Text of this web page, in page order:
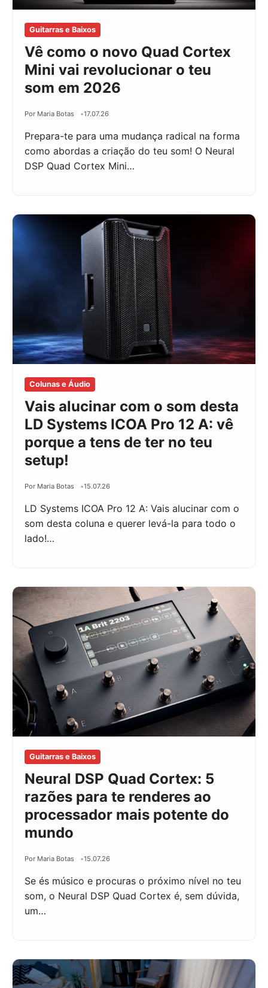
Guitarras e Baixos
Vê como o novo Quad Cortex
Mini vai revolucionar o teu
som em 2026
Por Maria Botas 17.07.26
Prepara-te para uma mudança radical na forma
como abordas a criação do teu som! O Neural
DSP Quad Cortex Mini…
Colunas e Áudio
Vais alucinar com o som desta
LD Systems ICOA Pro 12 A: vê
porque a tens de ter no teu
setup!
Por Maria Botas 15.07.26
LD Systems ICOA Pro 12 A: Vais alucinar com o
som desta coluna e querer levá-la para todo o
lado!…
Guitarras e Baixos
Neural DSP Quad Cortex: 5
razões para te renderes ao
processador mais potente do
mundo
Por Maria Botas 15.07.26
Se és músico e procuras o próximo nível no teu
som, o Neural DSP Quad Cortex é, sem dúvida,
um…